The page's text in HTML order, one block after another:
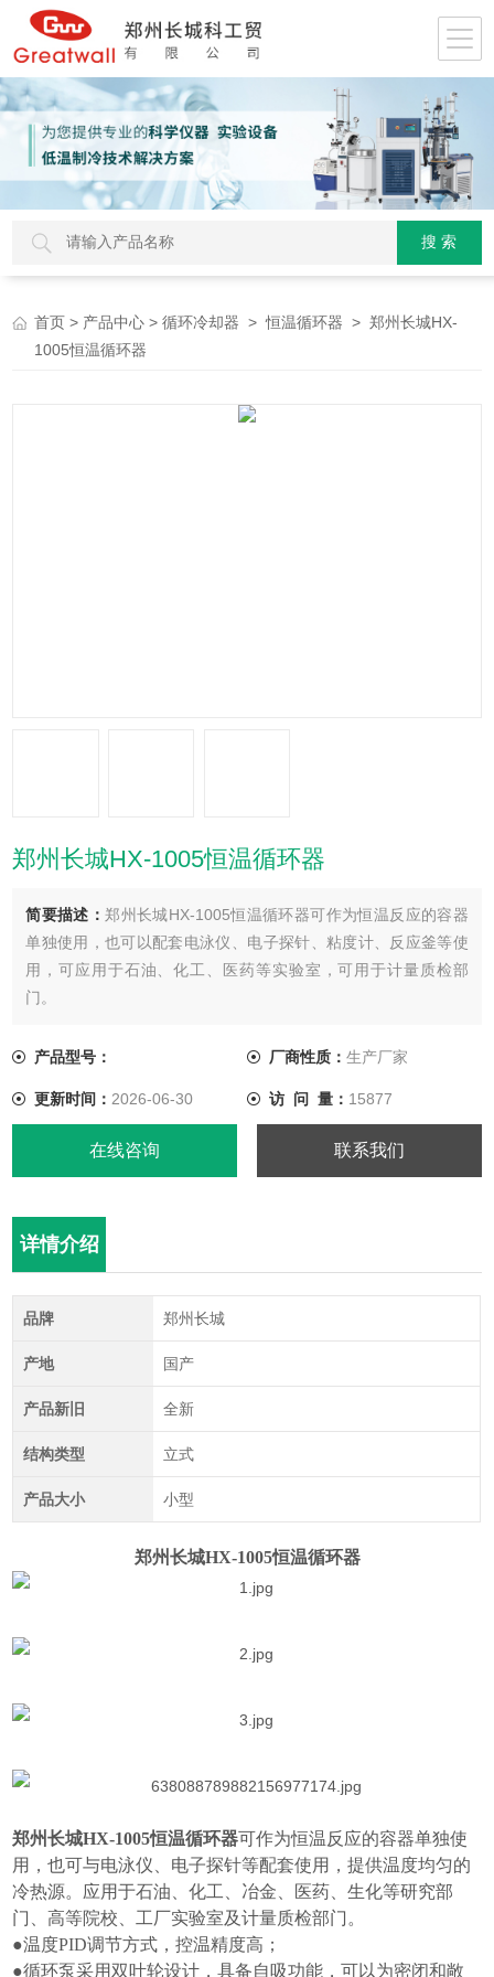
首页 > 产品中心 >循环冷却器 >恒温循环器 > 郑州长城HX-
1005恒温循环器
郑州长城HX-1005恒温循环器
简要描述：郑州长城HX-1005恒温循环器可作为恒温反应的容器
单独使用，也可以配套电泳仪、电子探针、粘度计、反应釜等使
用，可应用于石油、化工、医药等实验室，可用于计量质检部
门。
产品型号： 厂商性质： 生产厂家
更新时间： 2026-06-30 访 问 量： 15877
在线咨询 联系我们
详情介绍
品牌 郑州长城
产地 国产
产品新旧 全新
结构类型 立式
产品大小 小型
郑州长城HX-1005恒温循环器
郑州长城HX-1005恒温循环器可作为恒温反应的容器单独使
用，也可与电泳仪、电子探针等配套使用，提供温度均匀的
冷热源。应用于石油、化工、冶金、医药、生化等研究部
门、高等院校、工厂实验室及计量质检部门。
●温度PID调节方式，控温精度高；
●循环泵采用双叶轮设计，具备自吸功能，可以为密闭和敞